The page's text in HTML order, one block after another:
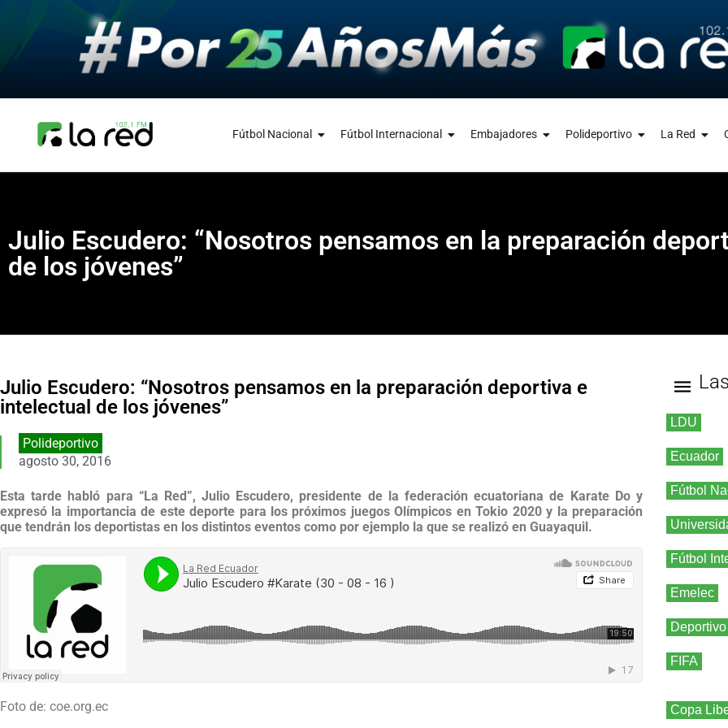
Fútbol Nacional Fútbol Internacional Embajadores Polideportivo La Red
Julio Escudero: “Nosotros pensamos en la preparación
de los jóvenes”
Julio Escudero: “Nosotros pensamos en la preparación deportiva e
intelectual de los jóvenes”
Polideportivo
agosto 30, 2016
Esta tarde habló para “La Red”, Julio Escudero, presidente de la federación ecuatoriana de Karate Do y
expresó la importancia de este deporte para los próximos juegos Olímpicos en Tokio 2020 y la preparación
que tendrán los deportistas en los distintos eventos como por ejemplo la que se realizó en Guayaquil.
Foto de: coe.org.ec
LDU
Ecuador
Fútbol
Fútbol
Emelec
FIFA
Copa